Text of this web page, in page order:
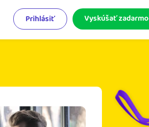
v iDoklade a potrebujete poradiť?
Prihlásiť Vyskúšať zadarmo